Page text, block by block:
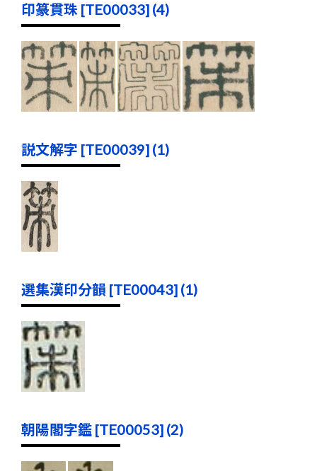
印篆貫珠 [TE00033] (4)
説文解字 [TE00039] (1)
選集漢印分韻 [TE00043] (1)
朝陽閣字鑑 [TE00053] (2)